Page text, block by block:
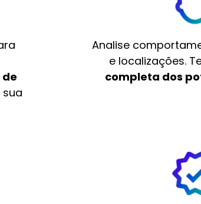
Analise
e localizações.
completa dos